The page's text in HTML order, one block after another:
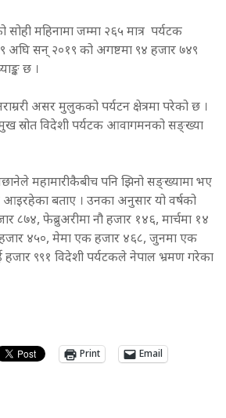
महिनामा जम्मा २६५ मात्र पर्यटक
सन् २०१९ को अगष्टमा ९४ हजार ७४९
छ ।
असर मुलुकको पर्यटन क्षेत्रमा परेको छ ।
स्रोत विदेशी पर्यटक आवागमनको सङ्ख्या
महामारीकैबीच पनि झिनो सङ्ख्यामा भए
आइरहेका बताए । उनका अनुसार यो वर्षको
८७४, फेब्रुअरीमा नौ हजार १४६, मार्चमा १४
हजार ४५०, मेमा एक हजार ४६८, जुनमा एक
९९१ विदेशी पर्यटकले नेपाल भ्रमण गरेका
Print Email